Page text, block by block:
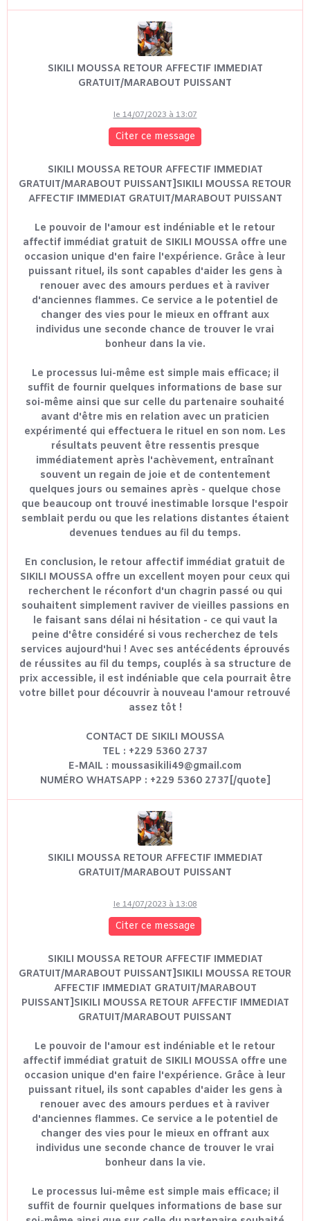
SIKILI MOUSSA RETOUR AFFECTIF IMMEDIAT
GRATUIT/MARABOUT PUISSANT
le 14/07/2023 à 13:07
Citer ce message
SIKILI MOUSSA RETOUR AFFECTIF IMMEDIAT
GRATUIT/MARABOUT PUISSANT]SIKILI MOUSSA RETOUR
AFFECTIF IMMEDIAT GRATUIT/MARABOUT PUISSANT
Le pouvoir de l'amour est indéniable et le retour
affectif immédiat gratuit de SIKILI MOUSSA offre une
occasion unique d'en faire l'expérience. Grâce à leur
puissant rituel, ils sont capables d'aider les gens à
renouer avec des amours perdues et à raviver
d'anciennes flammes. Ce service a le potentiel de
changer des vies pour le mieux en offrant aux
individus une seconde chance de trouver le vrai
bonheur dans la vie.
Le processus lui-même est simple mais efficace; il
suffit de fournir quelques informations de base sur
soi-même ainsi que sur celle du partenaire souhaité
avant d'être mis en relation avec un praticien
expérimenté qui effectuera le rituel en son nom. Les
résultats peuvent être ressentis presque
immédiatement après l'achèvement, entraînant
souvent un regain de joie et de contentement
quelques jours ou semaines après - quelque chose
que beaucoup ont trouvé inestimable lorsque l'espoir
semblait perdu ou que les relations distantes étaient
devenues tendues au fil du temps.
En conclusion, le retour affectif immédiat gratuit de
SIKILI MOUSSA offre un excellent moyen pour ceux qui
recherchent le réconfort d'un chagrin passé ou qui
souhaitent simplement raviver de vieilles passions en
le faisant sans délai ni hésitation - ce qui vaut la
peine d'être considéré si vous recherchez de tels
services aujourd'hui ! Avec ses antécédents éprouvés
de réussites au fil du temps, couplés à sa structure de
prix accessible, il est indéniable que cela pourrait être
votre billet pour découvrir à nouveau l'amour retrouvé
assez tôt !
CONTACT DE SIKILI MOUSSA
TEL : +229 5360 2737
E-MAIL : moussasikili49@gmail.com
NUMÉRO WHATSAPP : +229 5360 2737[/quote]
SIKILI MOUSSA RETOUR AFFECTIF IMMEDIAT
GRATUIT/MARABOUT PUISSANT
le 14/07/2023 à 13:08
Citer ce message
SIKILI MOUSSA RETOUR AFFECTIF IMMEDIAT
GRATUIT/MARABOUT PUISSANT]SIKILI MOUSSA RETOUR
AFFECTIF IMMEDIAT GRATUIT/MARABOUT
PUISSANT]SIKILI MOUSSA RETOUR AFFECTIF IMMEDIAT
GRATUIT/MARABOUT PUISSANT
Le pouvoir de l'amour est indéniable et le retour
affectif immédiat gratuit de SIKILI MOUSSA offre une
occasion unique d'en faire l'expérience. Grâce à leur
puissant rituel, ils sont capables d'aider les gens à
renouer avec des amours perdues et à raviver
d'anciennes flammes. Ce service a le potentiel de
changer des vies pour le mieux en offrant aux
individus une seconde chance de trouver le vrai
bonheur dans la vie.
Le processus lui-même est simple mais efficace; il
suffit de fournir quelques informations de base sur